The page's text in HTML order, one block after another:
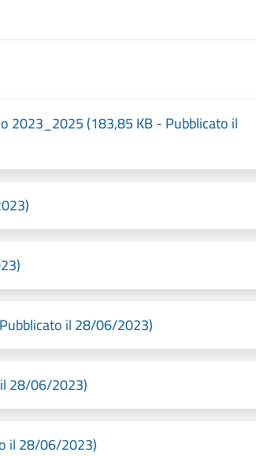
2023_2025 (183,85 KB - Pubblicato il
il 28/06/2023)
28/06/2023)
il 28/06/2023)